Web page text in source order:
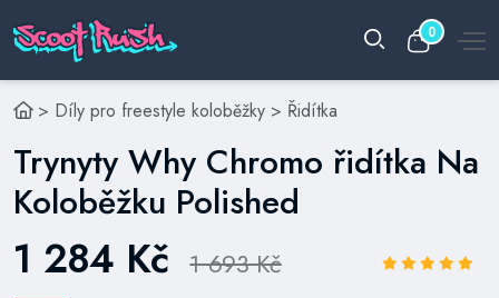
0
> Díly pro freestyle koloběžky > Řidítka
Trynyty Why Chromo řidítka Na
Koloběžku Polished
1 284 Kč 1 693 Kč